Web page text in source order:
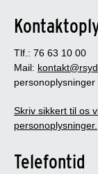
Tlf.: 76 63 10 00
Mail:
Skriv sikkert til os
personoplysninger.
Telefontid